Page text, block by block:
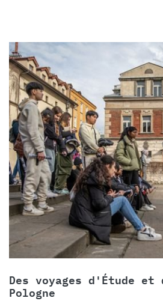
Des voyages d'Étude et
Pologne